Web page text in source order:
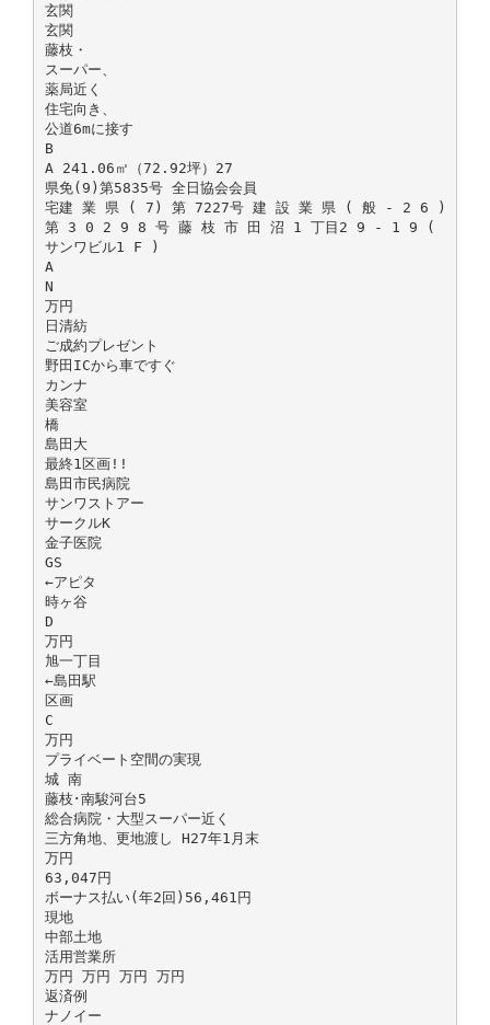
玄関
玄関
藤枝・
スーパー、
薬局近く
住宅向き、
公道6mに接す
B
A 241.06㎡（72.92坪）27
県免(9)第5835号 全日協会会員
宅建 業 県 ( 7) 第 7227号 建 設 業 県 ( 般 - 2 6 )
第 3 0 2 9 8 号 藤 枝 市 田 沼 1 丁目2 9 - 1 9 (
サンワビル1 F )
A
N
万円
日清紡
ご成約プレゼント
野田ICから車ですぐ
カンナ
美容室
橋
島田大
最終1区画!!
島田市民病院
サンワストアー
サークルK
金子医院
GS
←アピタ
時ヶ谷
D
万円
旭一丁目
←島田駅
区画
C
万円
プライベート空間の実現
城 南
藤枝･南駿河台5
総合病院・大型スーパー近く
三方角地、更地渡し H27年1月末
万円
63,047円
ボーナス払い(年2回)56,461円
現地
中部土地
活用営業所
万円 万円 万円 万円
返済例
ナノイー